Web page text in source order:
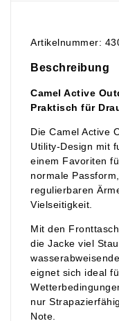
Artikelnummer:
Beschreibung
Camel Active
Praktisch für
Die Camel Active
Utility-Design mit
einem Favoriten
normale
regulierbaren
Vielseitigkeit.
Mit den
die Jacke viel
eignet sich ideal
nur
Note.